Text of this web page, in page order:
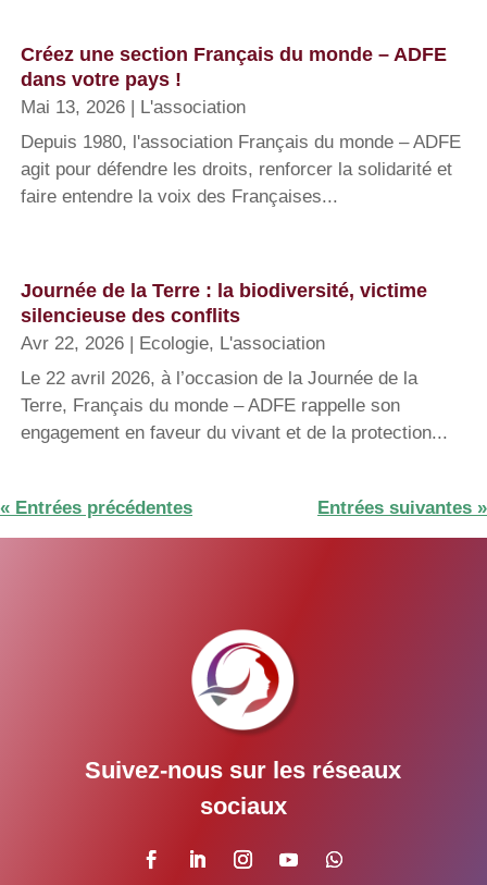
Créez une section Français du monde – ADFE
dans votre pays !
Mai 13, 2026
L'association
Depuis 1980, l'association Français du monde – ADFE
agit pour défendre les droits, renforcer la solidarité et
faire entendre la voix des Françaises...
Journée de la Terre : la biodiversité, victime
silencieuse des conflits
Avr 22, 2026 Ecologie, L'association
Le 22 avril 2026, à l’occasion de la Journée de la
Terre, Français du monde – ADFE rappelle son
engagement en faveur du vivant et de la protection...
« Entrées précédentes Entrées suivantes »
Suivez-nous sur les réseaux
sociaux